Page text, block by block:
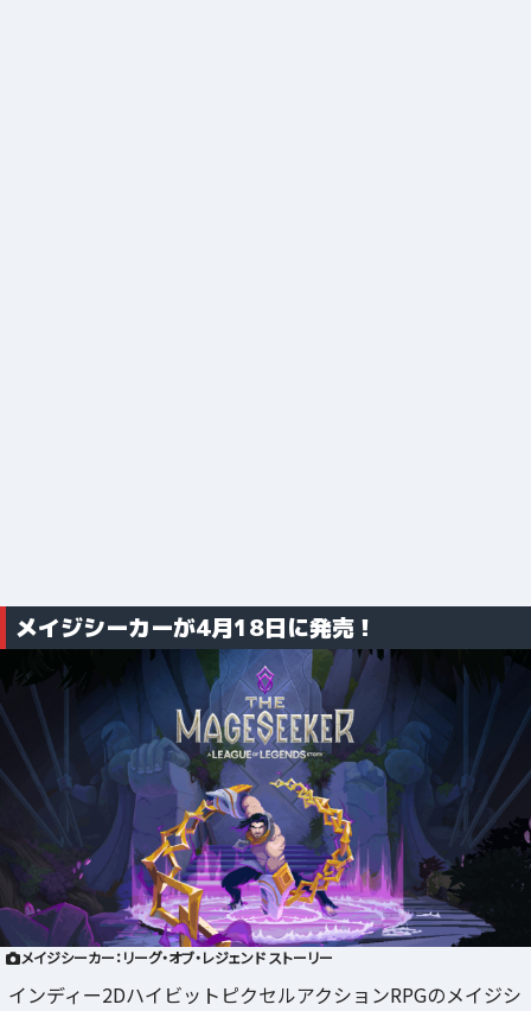
メイジシーカーが4月18日に発売！
メイジシーカー：リーグ・オブ・レジェンド ストーリー
インディー2DハイビットピクセルアクションRPGのメイジシ